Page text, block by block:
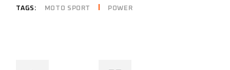
TAGS:
MOTO SPORT POWER